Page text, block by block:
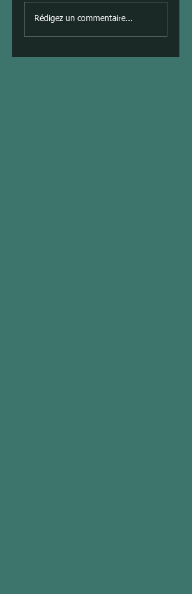
Rédigez un commentaire...